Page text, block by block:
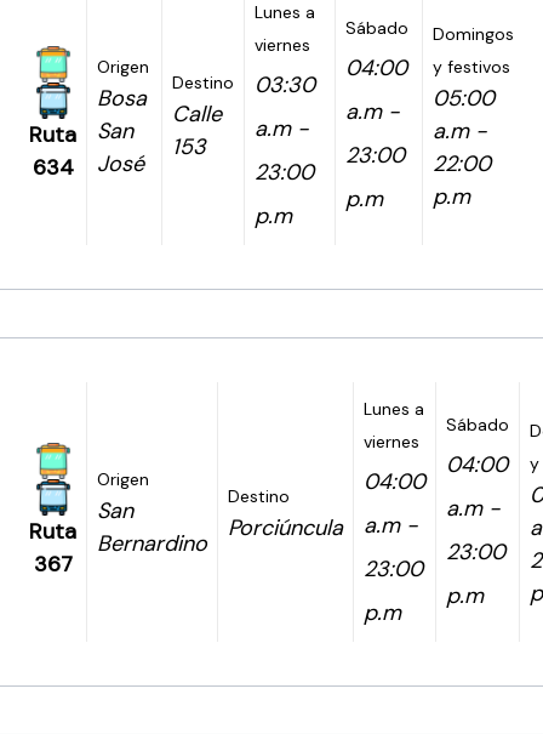
Ruta
634
Origen
Bosa
San
José
Destino
Calle
153
Lunes a
viernes
03:30
a.m -
23:00
p.m
Sábado
04:00
a.m -
23:00
p.m
Domingos
y festivos
05:00
a.m -
22:00
p.m
Ruta
367
Origen
San
Bernardino
Destino
Porciúncula
Lunes a
viernes
04:00
a.m -
23:00
p.m
Sábado
04:00
a.m -
23:00
p.m
y